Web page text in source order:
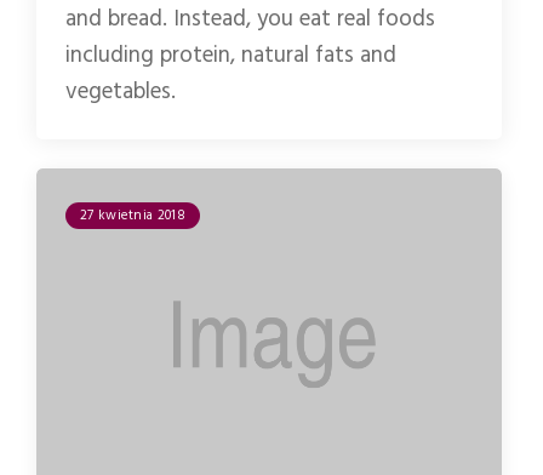
and bread. Instead, you eat real foods
including protein, natural fats and
vegetables.
27 kwietnia 2018